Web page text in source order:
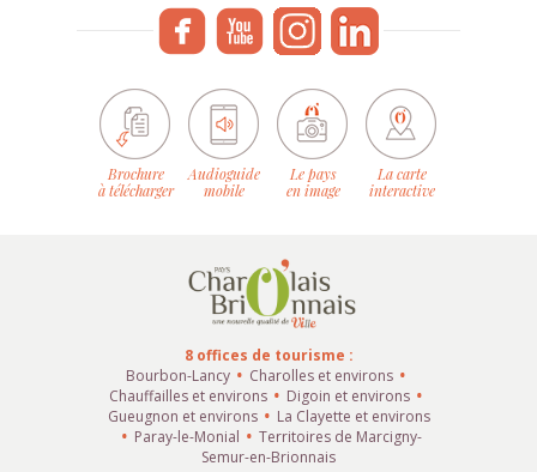
Brochure
à télécharger
Audioguide
mobile
Le pays
en image
La carte
interactive
8 offices de tourisme :
Bourbon-Lancy
Charolles et environs
Chauffailles et environs
Digoin et environs
Gueugnon et environs
La Clayette et environs
Paray-le-Monial
Territoires de Marcigny-
Semur-en-Brionnais